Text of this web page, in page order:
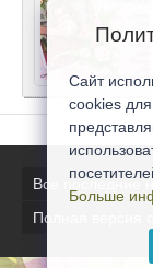
Все последние
Полная версия
Сайт
cookies
Больше